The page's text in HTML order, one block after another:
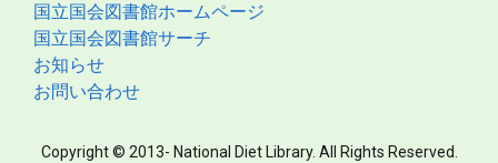
国立国会図書館ホームページ
国立国会図書館サーチ
お知らせ
お問い合わせ
Copyright © 2013- National Diet Library. All Rights Reserved.